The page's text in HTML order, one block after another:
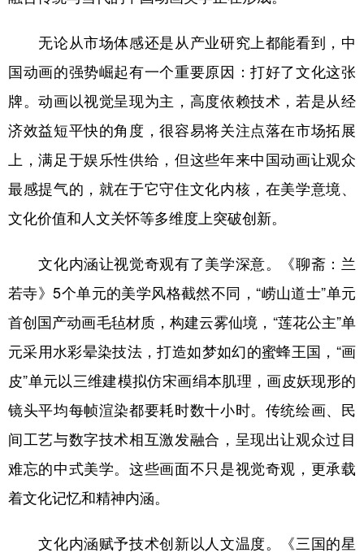
无论从市场体感还是从产业研究上都能看到，中
国动画的强势崛起有一个重要原因：打好了文化这张
牌。动画以视觉呈现为主，高度依赖技术，若是从经
济效益短平快的角度，很容易将关注点落在市场拓展
上，满足于娱乐性供给，但这些年来中国动画让观众
最感提气的，就在于它守住文化内核，在美学意境、
文化价值和人文关怀等多维度上突破创新。
文化内涵让视觉奇观有了美学深意。《聊斋：兰
若寺》5个单元的美学风格截然不同，“崂山道士”单元
首创国产动画毛毡材质，构建云雾仙境，“莲花公主”单
元采用水彩晕染技法，打造如梦如幻的蜜蜂王国，“画
皮”单元以三维建模拟仿宋画绢本肌理，画皮妖现形的
镜头平均每帧渲染都要耗时数十小时。传统绘画、民
间工艺与数字技术相互激发融合，呈现出让观众过目
难忘的中式美学。这些画面不只是视觉奇观，更承载
着文化记忆和精神内涵。
文化内涵赋予技术创新以人文温度。《三国的星